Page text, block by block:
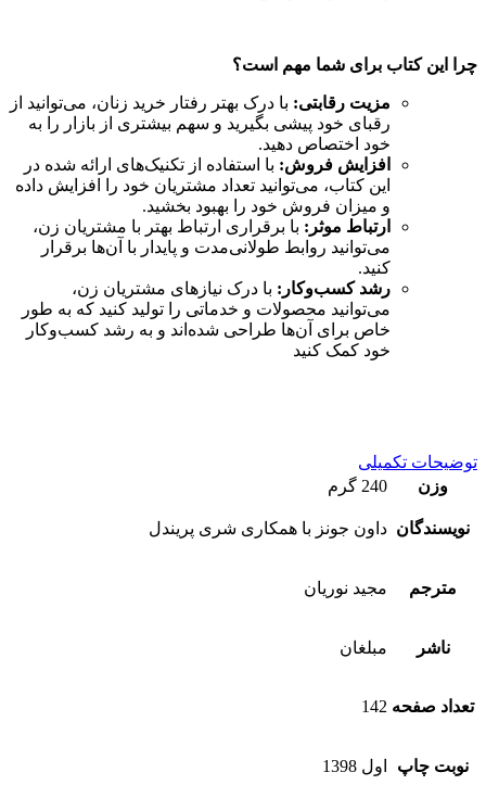
چرا این کتاب برای شما مهم است؟
مزیت رقابتی: با درک بهتر رفتار خرید زنان، می‌توانید از
رقبای خود پیشی بگیرید و سهم بیشتری از بازار را به
خود اختصاص دهید.
افزایش فروش: با استفاده از تکنیک‌های ارائه شده در
این کتاب، می‌توانید تعداد مشتریان خود را افزایش داده
و میزان فروش خود را بهبود بخشید.
ارتباط موثر: با برقراری ارتباط بهتر با مشتریان زن،
می‌توانید روابط طولانی‌مدت و پایدار با آن‌ها برقرار
کنید.
رشد کسب‌وکار: با درک نیازهای مشتریان زن،
می‌توانید محصولات و خدماتی را تولید کنید که به طور
خاص برای آن‌ها طراحی شده‌اند و به رشد کسب‌وکار
خود کمک کنید
توضیحات تکمیلی
وزن
240 گرم
نویسندگان داون جونز با همکاری شری پریندل
مترجم مجید نوریان
ناشر مبلغان
تعداد صفحه 142
نوبت چاپ اول 1398